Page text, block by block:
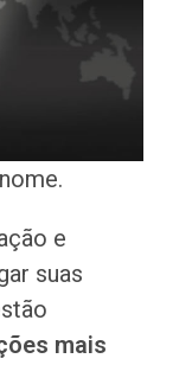
e
suas
mais